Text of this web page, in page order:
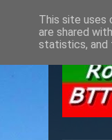
This site uses
are shared
statistics, and